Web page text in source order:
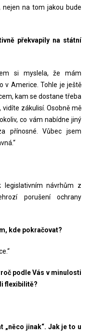
nejen na tom jakou bude
překvapily na státní
si myslela, že mám
v Americe. Tohle je ještě
kam se dostane třeba
zákulisí. Osobně mě
co vám nabídne jiný
přínosné. Vůbec jsem
legislativním návrhům z
porušení ochrany
kde pokračovat?
podle Vás v minulosti
flexibilitě?
„něco jinak“. Jak je to u